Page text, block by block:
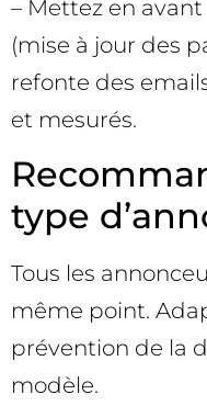
– Mettez en
(mise à jour des
refonte des
et mesurés.
type
Tous les
même point.
prévention de la
modèle.